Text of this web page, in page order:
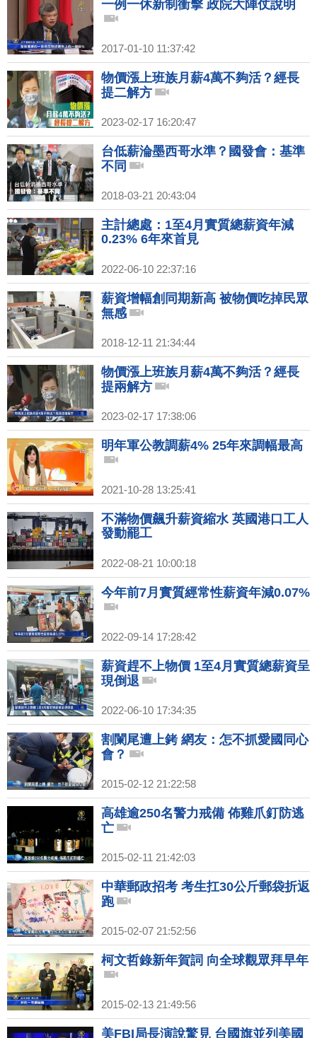
一例一休新制衝擊 政院大陣仗說明
2017-01-10 11:37:42
物價漲上班族月薪4萬不夠活？經長
提二解方
2023-02-17 16:20:47
台低薪淪墨西哥水準？國發會：基準
不同
2018-03-21 20:43:04
主計總處：1至4月實質總薪資年減
0.23% 6年來首見
2022-06-10 22:37:16
薪資增幅創同期新高 被物價吃掉民眾
無感
2018-12-11 21:34:44
物價漲上班族月薪4萬不夠活？經長
提兩解方
2023-02-17 17:38:06
明年軍公教調薪4% 25年來調幅最高
2021-10-28 13:25:41
不滿物價飆升薪資縮水 英國港口工人
發動罷工
2022-08-21 10:00:18
今年前7月實質經常性薪資年減0.07%
2022-09-14 17:28:42
薪資趕不上物價 1至4月實質總薪資呈
現倒退
2022-06-10 17:34:35
割闌尾遭上銬 網友：怎不抓愛國同心
會？
2015-02-12 21:22:58
高雄逾250名警力戒備 佈雞爪釘防逃
亡
2015-02-11 21:42:03
中華郵政招考 考生扛30公斤郵袋折返
跑
2015-02-07 21:52:56
柯文哲錄新年賀詞 向全球觀眾拜早年
2015-02-13 21:49:56
美FBI局長演說驚見 台國旗並列美國